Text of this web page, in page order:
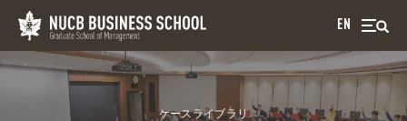
EN
ケースライブラリ